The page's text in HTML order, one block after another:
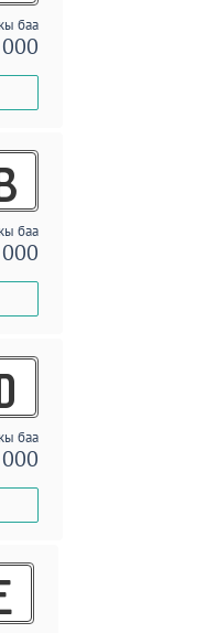
баа
баа
баа